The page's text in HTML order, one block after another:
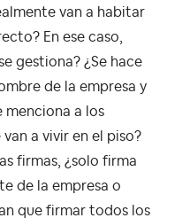
van a habitar
En ese caso,
gestiona? ¿Se hace
de la empresa y
menciona a los
a vivir en el piso?
firmas, ¿solo firma
de la empresa o
que firmar todos los